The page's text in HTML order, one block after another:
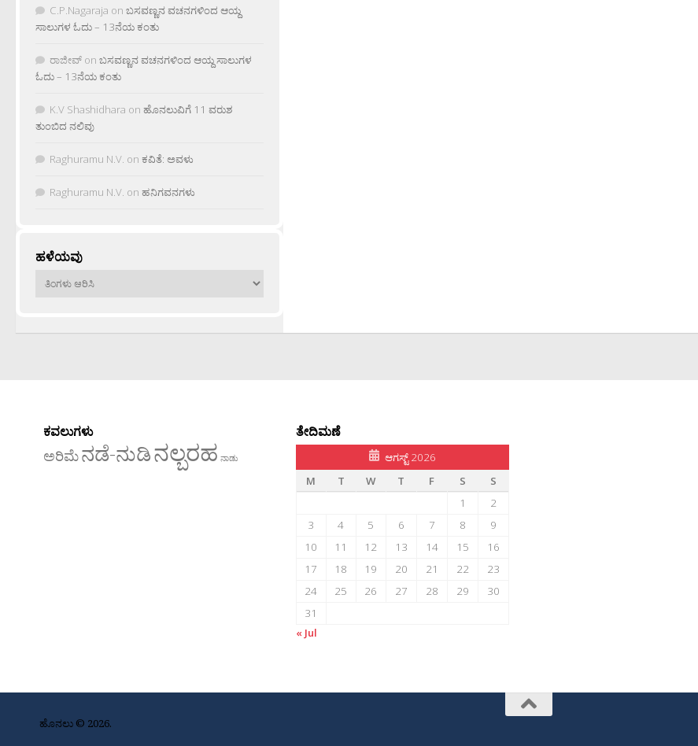
C.P.Nagaraja on ಬಸವಣ್ಣನ ವಚನಗಳಿಂದ ಆಯ್ದ
ಸಾಲುಗಳ ಓದು – 13ನೆಯ ಕಂತು
ರಾಜೀವ್ on ಬಸವಣ್ಣನ ವಚನಗಳಿಂದ ಆಯ್ದ ಸಾಲುಗಳ
ಓದು – 13ನೆಯ ಕಂತು
K.V Shashidhara on ಹೊನಲುವಿಗೆ 11 ವರುಶ
ತುಂಬಿದ ನಲಿವು
Raghuramu N.V. on ಕವಿತೆ: ಅವಳು
Raghuramu N.V. on ಹನಿಗವನಗಳು
ಹಳೆಯವು
ಹಳೆಯವು
ಕವಲುಗಳು
ಅರಿಮೆನಡೆ-ನುಡಿನಲ್ಬರಹ ನಾಡು
ತೇದಿಮಣೆ
ಆಗಸ್ಟ್ 2026
M
T W T F S
S
1
2
3
4 5 6 7 8
9
10
11 12 13 14 15
16
17
18 19 20 21 22
23
24
25 26 27 28 29
30
31
« Jul
ಹೊನಲು © 2026.